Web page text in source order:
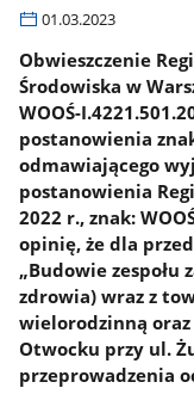
01.03.2023
Obwieszczenie
Środowiska w
WOOŚ-
postanowienia
odmawiającego
postanowienia
2022 r., znak:
opinię, że dla
„Budowie zespołu
zdrowia) wraz z
wielorodzinną
Otwocku przy ul.
przeprowadzenia